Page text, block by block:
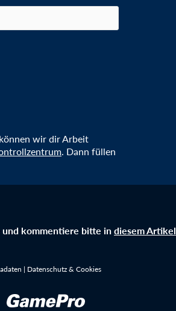
wir dir Arbeit
. Dann füllen
und kommentiere bitte indiesem Artikel
| Datenschutz & Cookies